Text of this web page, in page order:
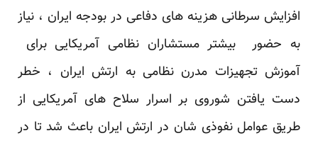
افزایش سرطانی هزینه های دفاعی در بودجه ایران ، نیاز
به حضور بیشتر مستشاران نظامی آمریکایی برای
آموزش تجهیزات مدرن نظامی به ارتش ایران ، خطر
دست یافتن شوروی بر اسرار سلاح های آمریکایی از
طریق عوامل نفوذی شان در ارتش ایران باعث شد تا در